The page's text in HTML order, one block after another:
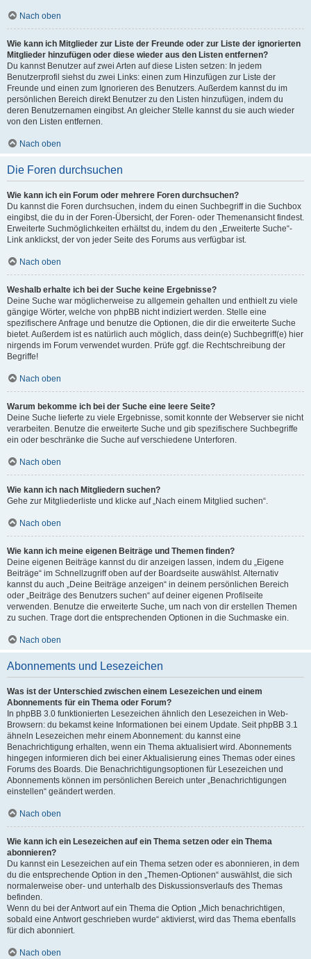
Nach oben
Wie kann ich Mitglieder zur Liste der Freunde oder zur Liste der ignorierten
Mitglieder hinzufügen oder diese wieder aus den Listen entfernen?
Du kannst Benutzer auf zwei Arten auf diese Listen setzen: In jedem
Benutzerprofil siehst du zwei Links: einen zum Hinzufügen zur Liste der
Freunde und einen zum Ignorieren des Benutzers. Außerdem kannst du im
persönlichen Bereich direkt Benutzer zu den Listen hinzufügen, indem du
deren Benutzernamen eingibst. An gleicher Stelle kannst du sie auch wieder
von den Listen entfernen.
Nach oben
Die Foren durchsuchen
Wie kann ich ein Forum oder mehrere Foren durchsuchen?
Du kannst die Foren durchsuchen, indem du einen Suchbegriff in die Suchbox
eingibst, die du in der Foren-Übersicht, der Foren- oder Themenansicht findest.
Erweiterte Suchmöglichkeiten erhältst du, indem du den „Erweiterte Suche“-
Link anklickst, der von jeder Seite des Forums aus verfügbar ist.
Nach oben
Weshalb erhalte ich bei der Suche keine Ergebnisse?
Deine Suche war möglicherweise zu allgemein gehalten und enthielt zu viele
gängige Wörter, welche von phpBB nicht indiziert werden. Stelle eine
spezifischere Anfrage und benutze die Optionen, die dir die erweiterte Suche
bietet. Außerdem ist es natürlich auch möglich, dass dein(e) Suchbegriff(e) hier
nirgends im Forum verwendet wurden. Prüfe ggf. die Rechtschreibung der
Begriffe!
Nach oben
Warum bekomme ich bei der Suche eine leere Seite?
Deine Suche lieferte zu viele Ergebnisse, somit konnte der Webserver sie nicht
verarbeiten. Benutze die erweiterte Suche und gib spezifischere Suchbegriffe
ein oder beschränke die Suche auf verschiedene Unterforen.
Nach oben
Wie kann ich nach Mitgliedern suchen?
Gehe zur Mitgliederliste und klicke auf „Nach einem Mitglied suchen“.
Nach oben
Wie kann ich meine eigenen Beiträge und Themen finden?
Deine eigenen Beiträge kannst du dir anzeigen lassen, indem du „Eigene
Beiträge“ im Schnellzugriff oben auf der Boardseite auswählst. Alternativ
kannst du auch „Deine Beiträge anzeigen“ in deinem persönlichen Bereich
oder „Beiträge des Benutzers suchen“ auf deiner eigenen Profilseite
verwenden. Benutze die erweiterte Suche, um nach von dir erstellen Themen
zu suchen. Trage dort die entsprechenden Optionen in die Suchmaske ein.
Nach oben
Abonnements und Lesezeichen
Was ist der Unterschied zwischen einem Lesezeichen und einem
Abonnements für ein Thema oder Forum?
In phpBB 3.0 funktionierten Lesezeichen ähnlich den Lesezeichen in Web-
Browsern: du bekamst keine Informationen bei einem Update. Seit phpBB 3.1
ähneln Lesezeichen mehr einem Abonnement: du kannst eine
Benachrichtigung erhalten, wenn ein Thema aktualisiert wird. Abonnements
hingegen informieren dich bei einer Aktualisierung eines Themas oder eines
Forums des Boards. Die Benachrichtigungsoptionen für Lesezeichen und
Abonnements können im persönlichen Bereich unter „Benachrichtigungen
einstellen“ geändert werden.
Nach oben
Wie kann ich ein Lesezeichen auf ein Thema setzen oder ein Thema
abonnieren?
Du kannst ein Lesezeichen auf ein Thema setzen oder es abonnieren, in dem
du die entsprechende Option in den „Themen-Optionen“ auswählst, die sich
normalerweise ober- und unterhalb des Diskussionsverlaufs des Themas
befinden.
Wenn du bei der Antwort auf ein Thema die Option „Mich benachrichtigen,
sobald eine Antwort geschrieben wurde“ aktivierst, wird das Thema ebenfalls
für dich abonniert.
Nach oben